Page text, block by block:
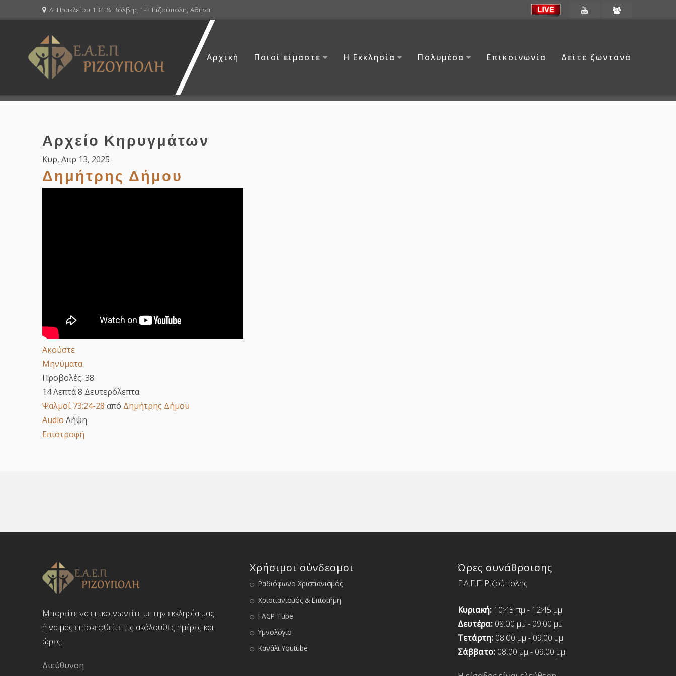
Λ. Ηρακλείου 134 & Βόλβης 1-3 Ριζούπολη, Αθήνα
Αρχική Ποιοί είμαστε Η Εκκλησία Πολυμέσα Επικοινωνία Δείτε ζωντανά
Αρχείο Κηρυγμάτων
Κυρ, Απρ 13, 2025
Δημήτρης Δήμου
Ακούστε
Μηνύματα
Προβολές: 38
14 Λεπτά 8 Δευτερόλεπτα
Ψαλμοί 73:24-28 από Δημήτρης Δήμου
Audio Λήψη
Επιστροφή
Μπορείτε να επικοινωνείτε με την εκκλησία μας
ή να μας επισκεφθείτε τις ακόλουθες ημέρες και
ώρες:
Διεύθυνση
Χρήσιμοι σύνδεσμοι
Ραδιόφωνο Χριστιανισμός
Χριστιανισμός & Επιστήμη
FACP Tube
Υμνολόγιο
Κανάλι Youtube
Ώρες συνάθροισης
Ε.Α.Ε.Π Ριζούπολης
Κυριακή:10:45 πμ - 12:45 μμ
Δευτέρα: 08.00 μμ - 09.00 μμ
Τετάρτη: 08.00 μμ - 09.00 μμ
Σάββατο:08.00 μμ - 09.00 μμ